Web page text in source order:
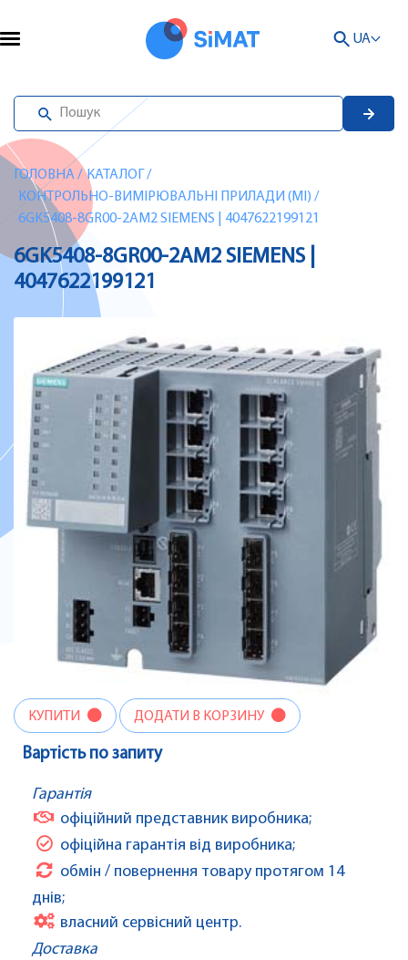
UA
ГОЛОВНА/ КАТАЛОГ /
КОНТРОЛЬНО-ВИМІРЮВАЛЬНІ ПРИЛАДИ (MI) /
6GK5408-8GR00-2AM2 SIEMENS | 4047622199121
6GK5408-8GR00-2AM2 SIEMENS |
4047622199121
КУПИТИ ДОДАТИ В КОРЗИНУ
Вартість по запиту
Гарантія
офіційний представник виробника;
офіційна гарантія від виробника;
обмін / повернення товару протягом 14
днів;
власний сервісний центр.
Доставка